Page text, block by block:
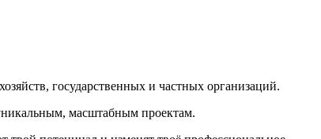
государственных и частных организаций.
масштабным проектам.